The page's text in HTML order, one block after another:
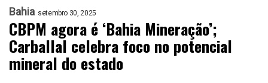
Bahia setembro 30, 2025
CBPM agora é ‘Bahia Mineração’;
Carballal celebra foco no potencial
mineral do estado